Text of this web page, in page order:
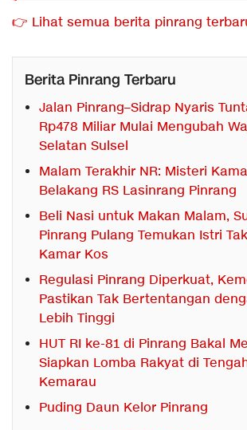
👉 Lihat semua berita pinrang
Berita Pinrang Terbaru
Jalan Pinrang–Sidrap Nyaris
Rp478 Miliar Mulai Mengubah
Selatan Sulsel
Malam Terakhir NR: Misteri
Belakang RS Lasinrang Pinrang
Beli Nasi untuk Makan Malam,
Pinrang Pulang Temukan Istri
Kamar Kos
Regulasi Pinrang Diperkuat,
Pastikan Tak Bertentangan
Lebih Tinggi
HUT RI ke-81 di Pinrang Bakal
Siapkan Lomba Rakyat di
Kemarau
Puding Daun Kelor Pinrang